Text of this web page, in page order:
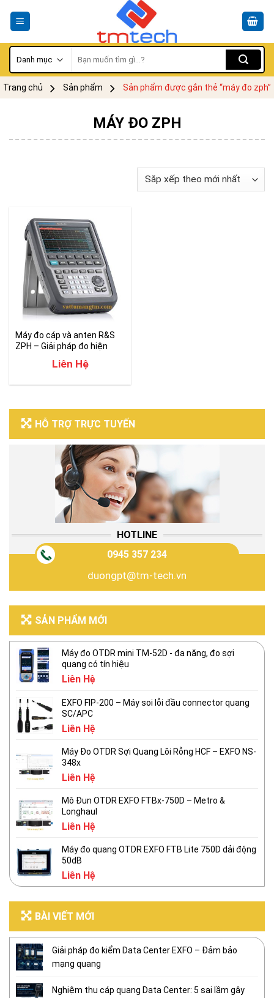
kiếm:
Trang chủ Sản phẩm Sản phẩm được gắn thẻ “máy đo zph”
HỖ TRỢ TRỰC TUYẾN
HOTLINE
0945 357 234
duongpt@tm-tech.vn
SẢN PHẨM MỚI
Máy đo OTDR mini TM-52D - đa năng, đo sợi
quang có tín hiệu
Liên Hệ
EXFO FIP-200 – Máy soi lỗi đầu connector quang
SC/APC
Liên Hệ
Máy Đo OTDR Sợi Quang Lõi Rỗng HCF – EXFO NS-
348x
Liên Hệ
Mô Đun OTDR EXFO FTBx-750D – Metro &
Longhaul
Liên Hệ
Máy đo quang OTDR EXFO FTB Lite 750D dải động
50dB
Liên Hệ
BÀI VIẾT MỚI
Giải pháp đo kiểm Data Center EXFO – Đảm bảo
mạng quang
Nghiệm thu cáp quang Data Center: 5 sai lầm gây
MÁY ĐO ZPH
Máy đo cáp và anten R&S
ZPH – Giải pháp đo hiện
Liên Hệ